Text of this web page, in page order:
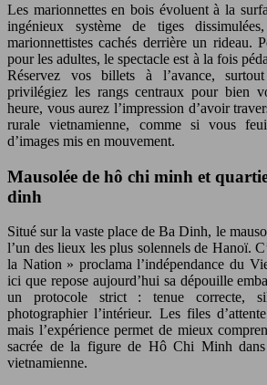
Les marionnettes en bois évoluent à la
ingénieux système de tiges
marionnettistes cachés derrière un rideau.
pour les adultes, le spectacle est à la fois
Réservez vos billets à l’avance,
privilégiez les rangs centraux pour bien
heure, vous aurez l’impression d’avoir
rurale vietnamienne, comme si vous
d’images mis en mouvement.
Mausolée de hô chi minh et
dinh
Situé sur la vaste place de Ba Dinh, le
l’un des lieux les plus solennels de Hanoï.
la Nation » proclama l’indépendance du
ici que repose aujourd’hui sa dépouille
un protocole strict : tenue correcte,
photographier l’intérieur. Les files
mais l’expérience permet de mieux
sacrée de la figure de Hô Chi Minh
vietnamienne.